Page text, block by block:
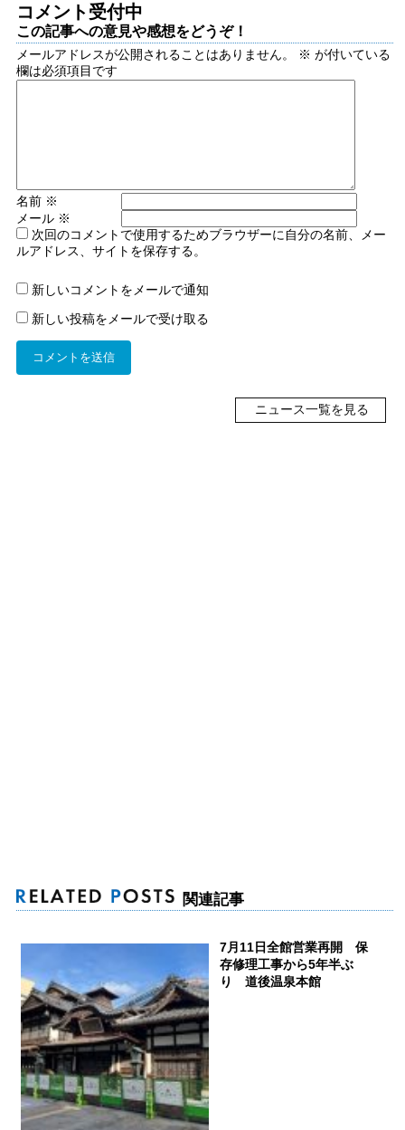
コメント受付中
この記事への意見や感想をどうぞ！
メールアドレスが公開されることはありません。 ※ が付いている
欄は必須項目です
名前 ※
メール ※
次回のコメントで使用するためブラウザーに自分の名前、メー
ルアドレス、サイトを保存する。
新しいコメントをメールで通知
新しい投稿をメールで受け取る
ニュース一覧を見る
関連記事
7月11日全館営業再開 保
存修理工事から5年半ぶ
り 道後温泉本館